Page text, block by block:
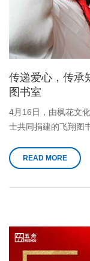
传递爱心，传承
图书室
4月16日，由枫花文
士共同捐建的飞翔图
READ MORE